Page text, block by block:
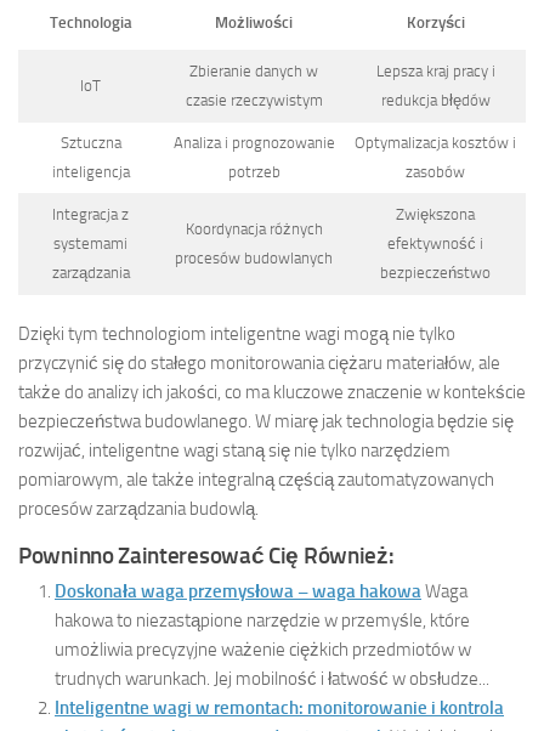
Technologia Możliwości Korzyści
IoT
Zbieranie danych w
czasie rzeczywistym
Lepsza kraj pracy i
redukcja błędów
Sztuczna
inteligencja
Analiza i prognozowanie
potrzeb
Optymalizacja kosztów i
zasobów
Integracja z
systemami
zarządzania
Koordynacja różnych
procesów budowlanych
Zwiększona
efektywność i
bezpieczeństwo
Dzięki tym technologiom inteligentne wagi mogą nie tylko
przyczynić się do stałego monitorowania ciężaru materiałów, ale
także do analizy ich jakości, co ma kluczowe znaczenie w kontekście
bezpieczeństwa budowlanego. W miarę jak technologia będzie się
rozwijać, inteligentne wagi staną się nie tylko narzędziem
pomiarowym, ale także integralną częścią zautomatyzowanych
procesów zarządzania budowlą.
Powninno Zainteresować Cię Również:
Doskonała waga przemysłowa – waga hakowaWaga
hakowa to niezastąpione narzędzie w przemyśle, które
umożliwia precyzyjne ważenie ciężkich przedmiotów w
trudnych warunkach. Jej mobilność i łatwość w obsłudze...
Inteligentne wagi w remontach: monitorowanie i kontrola